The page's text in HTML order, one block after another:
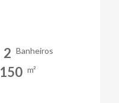
2 Banheiros
150 m²